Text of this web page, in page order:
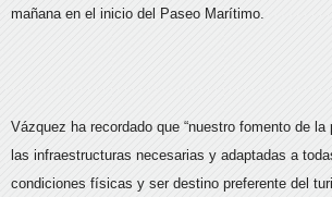
mañana en el inicio del Paseo Marítimo.
Vázquez ha recordado que “nuestro fomento de
las infraestructuras necesarias y adaptadas a
condiciones físicas y ser destino preferente del